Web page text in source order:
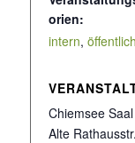
orien:
intern, öffentlich
Chiemsee Saal
Alte